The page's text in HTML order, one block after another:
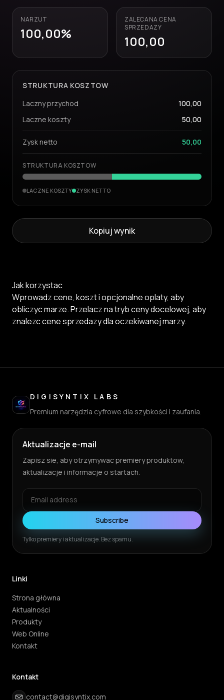
NARZUT
100,00%
ZALECANA CENA
SPRZEDAZY
100,00
STRUKTURA KOSZTOW
Laczny przychod
100,00
Laczne koszty
50,00
Zysk netto 50,00
STRUKTURA KOSZTOW
LACZNE KOSZTY ZYSK NETTO
Kopiuj wynik
Jak korzystac
Wprowadz cene, koszt i opcjonalne oplaty, aby
obliczyc marze. Przelacz na tryb ceny docelowej, aby
znalezc cene sprzedazy dla oczekiwanej marzy.
DIGISYNTIX LABS
Premium narzędzia cyfrowe dla szybkości i zaufania.
Aktualizacje e-mail
Zapisz sie, aby otrzymywac premiery produktow,
aktualizacje i informacje o startach.
Subscribe
Tylko premiery i aktualizacje. Bez spamu.
Linki
Strona główna
Aktualności
Produkty
Web Online
Kontakt
Kontakt
contact@digisyntix.com